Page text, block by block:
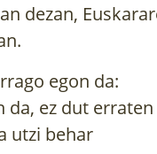
dezan,
egon da:
ez dut erraten
utzi behar